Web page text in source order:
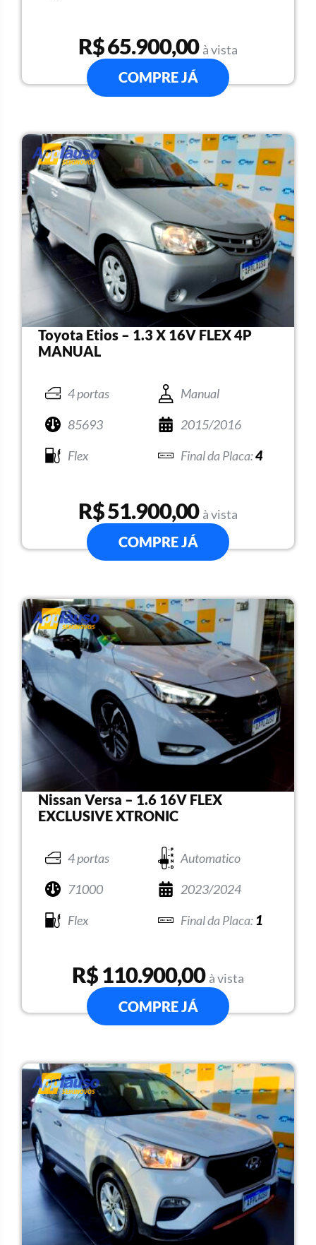
R$ 65.900,00 à vista
COMPRE JÁ
Toyota Etios – 1.3 X 16V FLEX 4P
MANUAL
4 portas
Manual
85693
2015/2016
Flex
4
R$ 51.900,00 à vista
COMPRE JÁ
Nissan Versa – 1.6 16V FLEX
EXCLUSIVE XTRONIC
4 portas
Automatico
71000
2023/2024
Flex
1
R$ 110.900,00 à vista
COMPRE JÁ